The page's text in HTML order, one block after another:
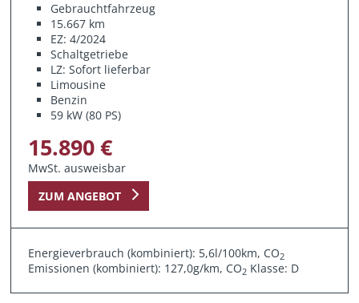
Gebrauchtfahrzeug
15.667 km
EZ: 4/2024
Schaltgetriebe
LZ: Sofort lieferbar
Limousine
Benzin
59 kW (80 PS)
15.890 €
MwSt. ausweisbar
ZUM ANGEBOT
Energieverbrauch (kombiniert): 5,6l/100km, CO2
Emissionen (kombiniert): 127,0g/km, CO2 Klasse: D